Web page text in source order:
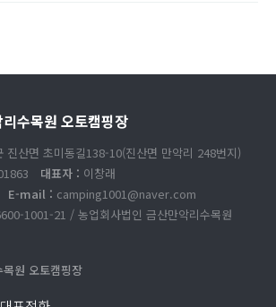
수목원 오토캠핑장
진산면 초미동길138-10(진산면 만악리 248번지)
대표자 : 이창래
E-mail : camping1001@naver.com
1001-21 / 농업회사법인 금산만악리수목원
원 오토캠핑장